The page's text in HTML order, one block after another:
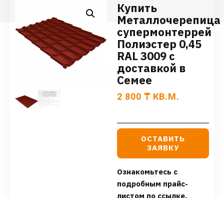
Купить
Металлочерепица
супермонтеррей
Полиэстер 0,45
RAL 3009 с
доставкой в
Семее
2 800 ₸ КВ.М.
ОСТАВИТЬ
ЗАЯВКУ
Ознакомьтесь с
подробным прайс-
листом по ссылке.